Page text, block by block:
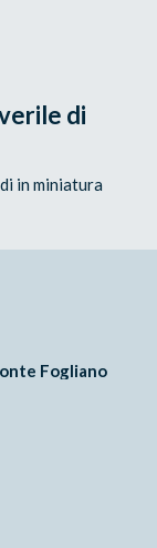
di
in miniatura
Fogliano